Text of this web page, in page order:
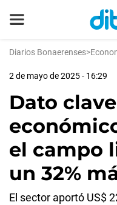
Diarios Bonaerenses>
2 de mayo de 2025 - 16:29
Dato
el campo
un 32%
El sector aportó US$